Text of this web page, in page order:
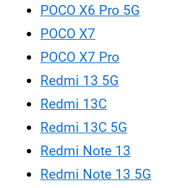
POCO X6 Pro 5G
POCO X7
POCO X7 Pro
Redmi 13 5G
Redmi 13C
Redmi 13C 5G
Redmi Note 13
Redmi Note 13 5G